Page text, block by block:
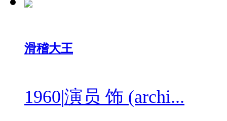
滑稽大王
1960|演员 饰 (archi...